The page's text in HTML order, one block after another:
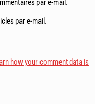
par e-mail.
par e-mail.
how your comment data is